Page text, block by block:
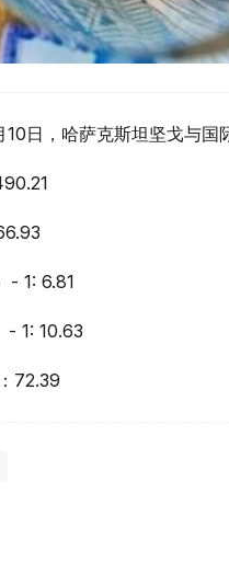
日，哈萨克斯坦坚戈与国
- 1: 6.81
- 1: 10.63
72.39